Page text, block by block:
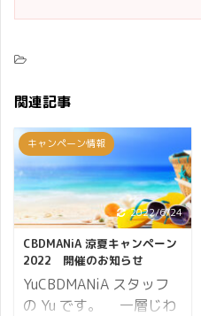
関連記事
キャンペーン情報
2022/6/24
CBDMANiA 涼夏キャンペーン
2022 開催のお知らせ
YuCBDMANiA スタッフ
の Yu です。 一層じわ